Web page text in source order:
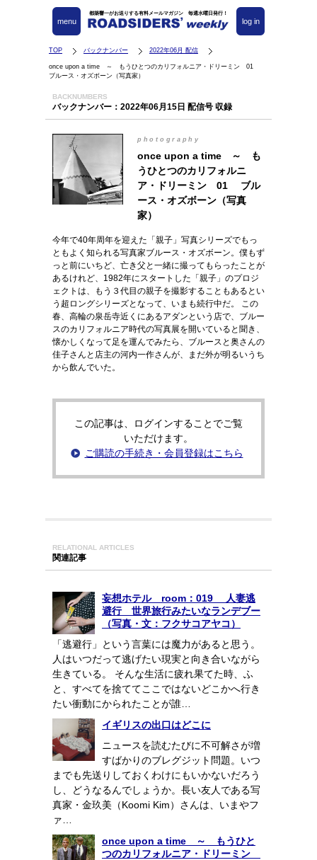
都築響一がお送りする有料メールマガジン 毎週水曜日発行！
log in
menu
TOP バックナンバー 2022年06月 配信
once upon a time ～ もうひとつのカリフォルニア・ドリーミン 01
ブルース・オズボーン（写真家）
BACKNUMBERS
バックナンバー：2022年06月15日 配信号 収録
photography
once upon a time ～ も
うひとつのカリフォルニ
ア・ドリーミン 01 ブル
ース・オズボーン（写真
家）
今年で40年周年を迎えた「親子」写真シリーズでもっ
ともよく知られる写真家ブルース・オズボーン。僕もず
っと前にいちど、亡き父と一緒に撮ってもらったことが
あるけれど、1982年にスタートした「親子」のプロジ
ェクトは、もう３代目の親子を撮影することもあるとい
う超ロングシリーズとなって、いまも続行中だ。 この
春、高輪の泉岳寺近くにあるアダンという店で、ブルー
スのカリフォルニア時代の写真展を開いていると聞き、
懐かしくなって足を運んでみたら、ブルースと奥さんの
佳子さんと店主の河内一作さんが、まだ外が明るいうち
から飲んでいた。
この記事は、ログインすることでご覧
いただけます。
ご購読の手続き・会員登録はこちら
RELATIONAL ARTICLES
関連記事
妄想ホテル room：019 人妻逃
避行 世界旅行みたいなランデブー
（写真・文：フクサコアヤコ）
「逃避行」という言葉には魔力があると思う。
人はいつだって逃げたい現実と向き合いながら
生きている。 そんな生活に疲れ果てた時、ふ
と、すべてを捨ててここではないどこかへ行き
たい衝動にかられたことが誰…
イギリスの出口はどこに
ニュースを読むたびに不可解さが増
すばかりのブレグジット問題。いつ
までも先送りしておくわけにもいかないだろう
し、どうなるんでしょうか。長い友人である写
真家・金玖美（Koomi Kim）さんは、いまやフ
ァ…
once upon a time ～ もうひと
つのカリフォルニア・ドリーミン